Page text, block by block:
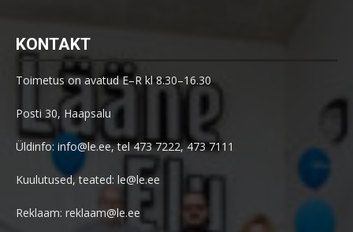
KONTAKT
Toimetus on avatud E–R kl 8.30–16.30
Posti 30, Haapsalu
Üldinfo: info@le.ee, tel 473 7222, 473 7111
Kuulutused, teated: le@le.ee
Reklaam: reklaam@le.ee